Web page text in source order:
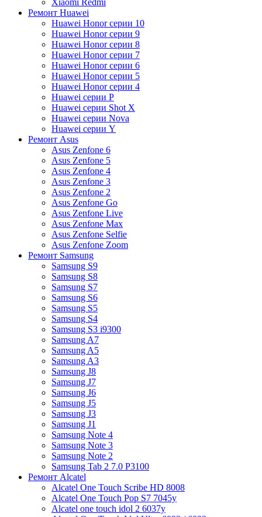
Ремонт Huawei
Huawei Honor серии 10
Huawei Honor серии 9
Huawei Honor серии 8
Huawei Honor серии 7
Huawei Honor серии 6
Huawei Honor серии 5
Huawei Honor серии 4
Huawei серии P
Huawei серии Shot X
Huawei серии Nova
Huawei серии Y
Ремонт Asus
Asus Zenfone 6
Asus Zenfone 5
Asus Zenfone 4
Asus Zenfone 3
Asus Zenfone 2
Asus Zenfone Go
Asus Zenfone Live
Asus Zenfone Max
Asus Zenfone Selfie
Asus Zenfone Zoom
Ремонт Samsung
Samsung S9
Samsung S8
Samsung S7
Samsung S6
Samsung S5
Samsung S4
Samsung S3 i9300
Samsung A7
Samsung A5
Samsung A3
Samsung J8
Samsung J7
Samsung J6
Samsung J5
Samsung J3
Samsung J1
Samsung Note 4
Samsung Note 3
Samsung Note 2
Samsung Tab 2 7.0 P3100
Ремонт Alcatel
Alcatel One Touch Scribe HD 8008
Alcatel One Touch Pop S7 7045y
Alcatel one touch idol 2 6037y